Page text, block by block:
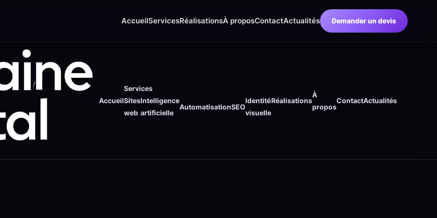
AccueilServicesRéalisationsÀ proposContactActualités Demander un devis
Accueil
Services
Sites
web
Intelligence
artificielle
AutomatisationSEO
Identité
visuelle
Réalisations
À
propos
ContactActualités